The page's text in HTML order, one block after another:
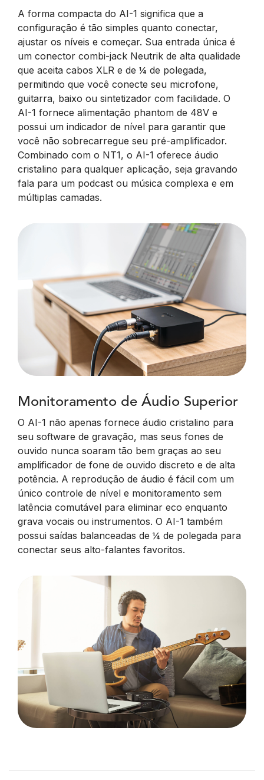
A forma compacta do AI-1 significa que a
configuração é tão simples quanto conectar,
ajustar os níveis e começar. Sua entrada única é
um conector combi-jack Neutrik de alta qualidade
que aceita cabos XLR e de ¼ de polegada,
permitindo que você conecte seu microfone,
guitarra, baixo ou sintetizador com facilidade. O
AI-1 fornece alimentação phantom de 48V e
possui um indicador de nível para garantir que
você não sobrecarregue seu pré-amplificador.
Combinado com o NT1, o AI-1 oferece áudio
cristalino para qualquer aplicação, seja gravando
fala para um podcast ou música complexa e em
múltiplas camadas.
Monitoramento de Áudio Superior
O AI-1 não apenas fornece áudio cristalino para
seu software de gravação, mas seus fones de
ouvido nunca soaram tão bem graças ao seu
amplificador de fone de ouvido discreto e de alta
potência. A reprodução de áudio é fácil com um
único controle de nível e monitoramento sem
latência comutável para eliminar eco enquanto
grava vocais ou instrumentos. O AI-1 também
possui saídas balanceadas de ¼ de polegada para
conectar seus alto-falantes favoritos.